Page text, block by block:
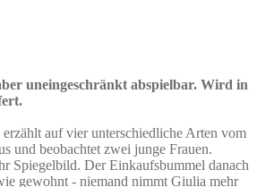
uneingeschränkt abspielbar. Wird in
auf vier unterschiedliche Arten vom
und beobachtet zwei junge Frauen.
Spiegelbild. Der Einkaufsbummel danach
gewohnt - niemand nimmt Giulia mehr